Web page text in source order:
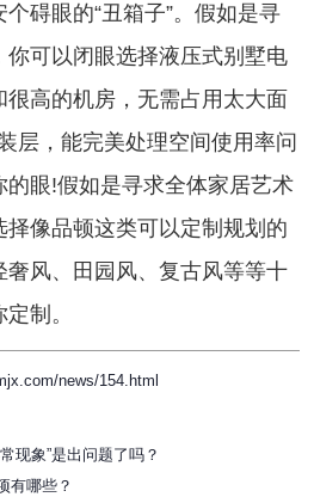
碍眼的“丑箱子”。假如是寻
可以闭眼选择液压式别墅电
高的机房，无需占用太大面
层，能完美处理空间使用率问
的眼!假如是寻求全体家居艺术
像品顿这类可以定制规划的
奢风、田园风、复古风等等十
制。
news/154.html
现象”是出问题了吗？
有哪些？